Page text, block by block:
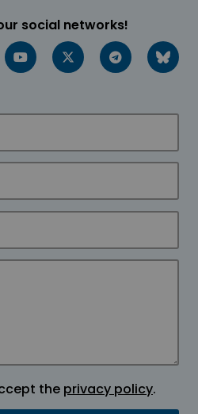
social networks!
the privacy policy.